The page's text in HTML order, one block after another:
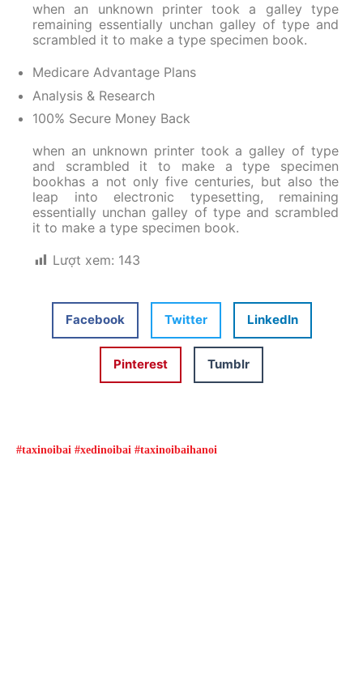
when an unknown printer took a galley type
remaining essentially unchan galley of type and
scrambled it to make a type specimen book.
Medicare Advantage Plans
Analysis & Research
100% Secure Money Back
when an unknown printer took a galley of type
and scrambled it to make a type specimen
bookhas a not only five centuries, but also the
leap into electronic typesetting, remaining
essentially unchan galley of type and scrambled
it to make a type specimen book.
Lượt xem: 143
Facebook Twitter LinkedIn
Pinterest Tumblr
#taxinoibai #xedinoibai #taxinoibaihanoi